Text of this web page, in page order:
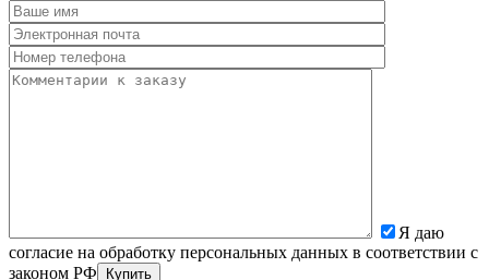
Я даю
согласие на обработку персональных данных в соответствии с
законом РФ